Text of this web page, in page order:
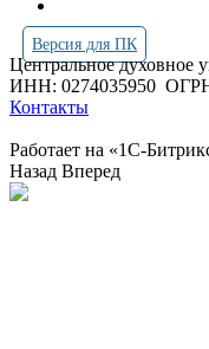
Версия для ПК
Центральное духовное
ИНН: 0274035950
Контакты
Работает на «1С-
Назад Вперед